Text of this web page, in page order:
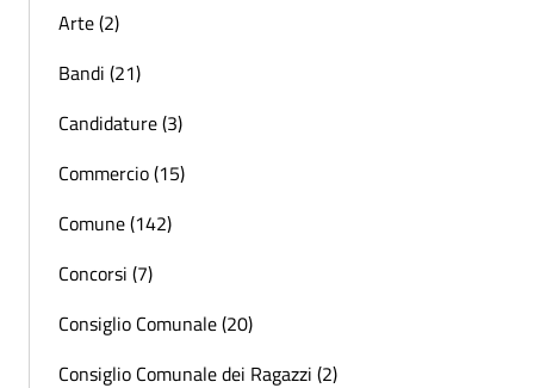
Arte (2)
Bandi (21)
Candidature (3)
Commercio (15)
Comune (142)
Concorsi (7)
Consiglio Comunale (20)
Consiglio Comunale dei Ragazzi (2)